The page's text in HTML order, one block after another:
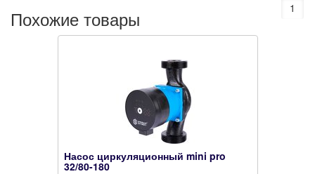
Похожие товары 1
Насос циркуляционный mini pro
32/80-180